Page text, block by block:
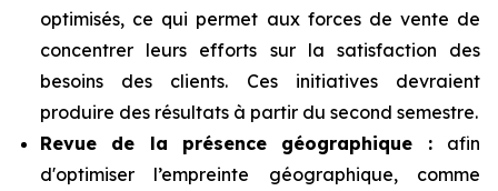
optimisés, ce qui permet aux forces de vente de
concentrer leurs efforts sur la satisfaction des
besoins des clients. Ces initiatives devraient
produire des résultats à partir du second semestre.
Revue de la présence géographique : afin
d'optimiser l’empreinte géographique, comme